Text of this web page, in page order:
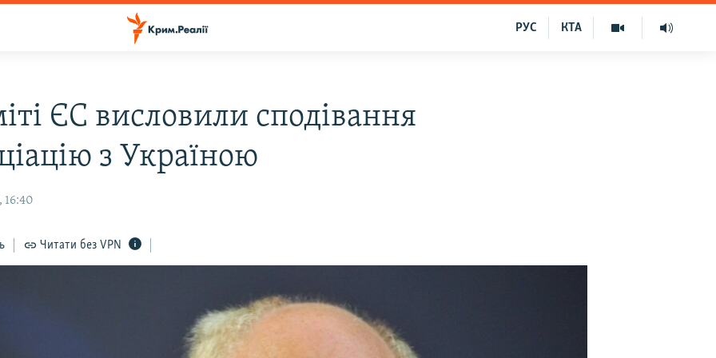
КТА
РУС
ЄС висловили сподівання
з Україною
16:40
Читати без VPN